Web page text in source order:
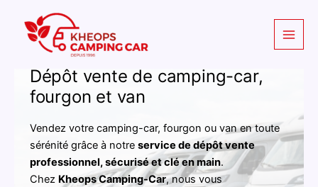
contenu
Dépôt vente de camping-car,
fourgon et van
Vendez votre camping-car, fourgon ou van en toute
sérénité grâce à notre service de dépôt vente
professionnel, sécurisé et clé en main.
Chez Kheops Camping-Car, nous vous